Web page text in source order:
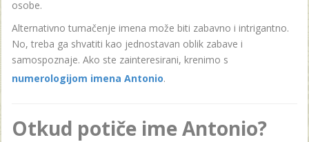
osobe.
Alternativno tumačenje imena može biti zabavno i intrigantno.
No, treba ga shvatiti kao jednostavan oblik zabave i
samospoznaje. Ako ste zainteresirani, krenimo s
numerologijom imena Antonio.
Otkud potiče ime Antonio?